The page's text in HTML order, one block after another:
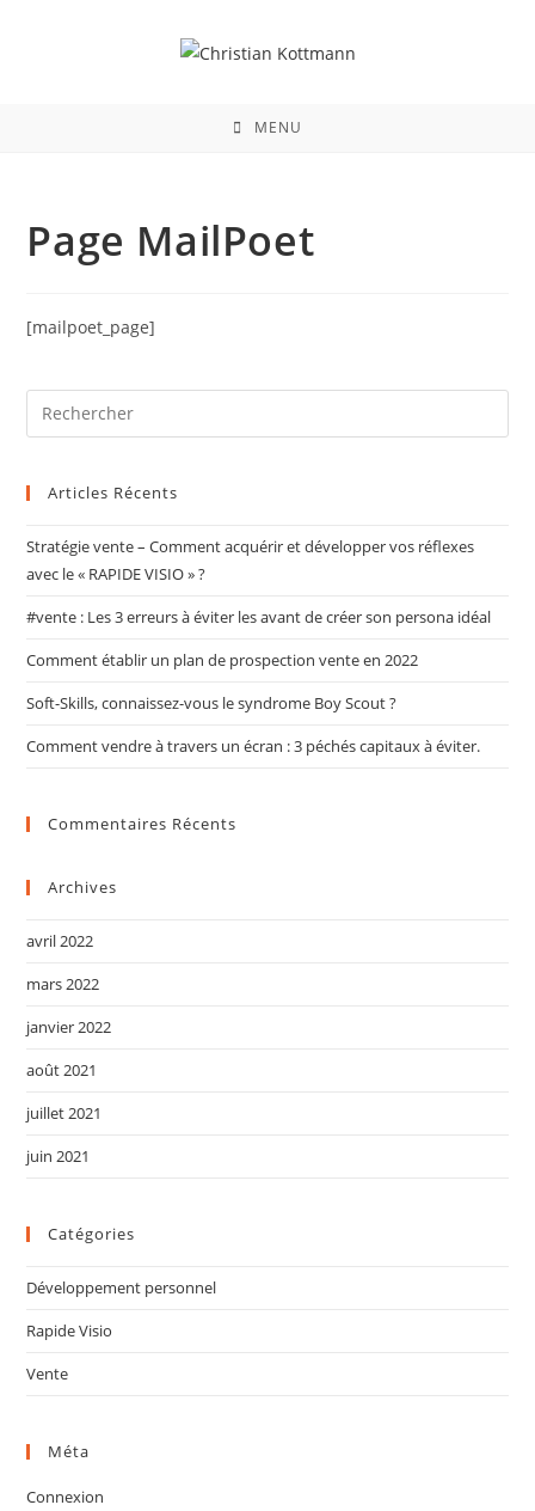
MENU
Page MailPoet
[mailpoet_page]
Articles Récents
Stratégie vente – Comment acquérir et développer vos réflexes
avec le « RAPIDE VISIO » ?
#vente : Les 3 erreurs à éviter les avant de créer son persona idéal
Comment établir un plan de prospection vente en 2022
Soft-Skills, connaissez-vous le syndrome Boy Scout ?
Comment vendre à travers un écran : 3 péchés capitaux à éviter.
Commentaires Récents
Archives
avril 2022
mars 2022
janvier 2022
août 2021
juillet 2021
juin 2021
Catégories
Développement personnel
Rapide Visio
Vente
Méta
Connexion